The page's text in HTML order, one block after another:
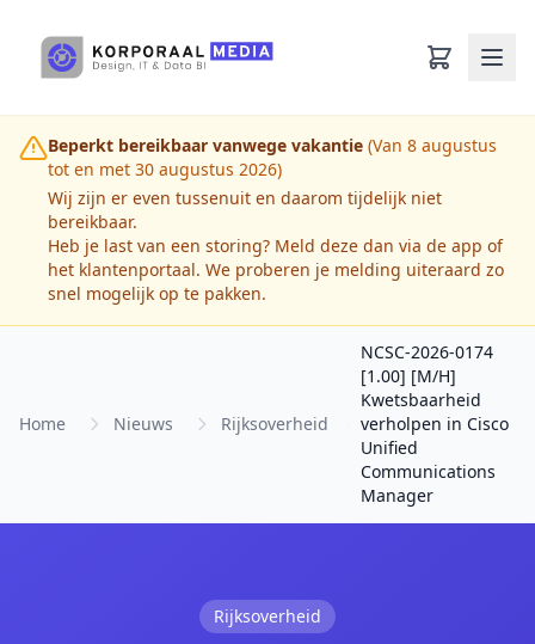
Beperkt bereikbaar vanwege vakantie (Van 8 augustus
tot en met 30 augustus 2026)
Wij zijn er even tussenuit en daarom tijdelijk niet
bereikbaar.
Heb je last van een storing? Meld deze dan via de app of
het klantenportaal. We proberen je melding uiteraard zo
snel mogelijk op te pakken.
Home Nieuws Rijksoverheid
NCSC-2026-0174
[1.00] [M/H]
Kwetsbaarheid
verholpen in Cisco
Unified
Communications
Manager
Rijksoverheid